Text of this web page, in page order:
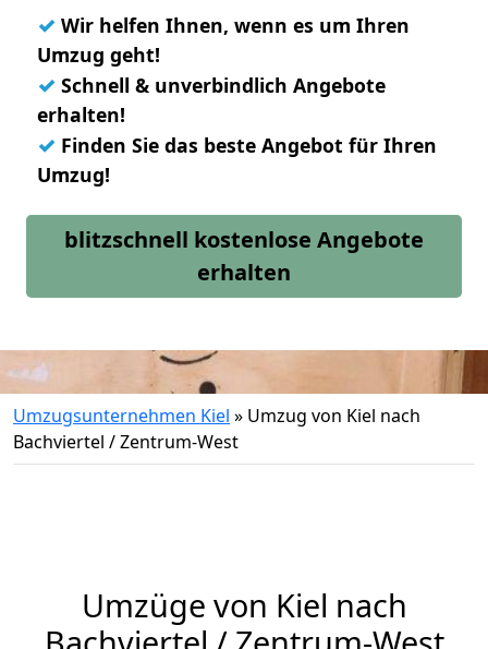
✓ Wir helfen Ihnen, wenn es um Ihren
Umzug geht!
✓ Schnell & unverbindlich Angebote
erhalten!
✓ Finden Sie das beste Angebot für Ihren
Umzug!
blitzschnell kostenlose Angebote
erhalten
Umzugsunternehmen Kiel » Umzug von Kiel nach
Bachviertel / Zentrum-West
Umzüge von Kiel nach